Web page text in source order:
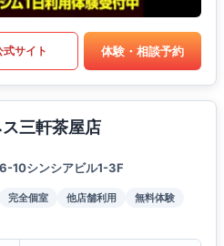
式サイト 体験・相談予約
三軒茶屋店
10シンシアビル1-3F
完全個室 他店舗利用
無料体験